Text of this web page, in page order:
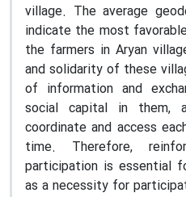
village. The average
indicate the most
the farmers in Aryan
and solidarity of these
of information and
social capital in them,
coordinate and access
time. Therefore,
participation is essential
as a necessity for